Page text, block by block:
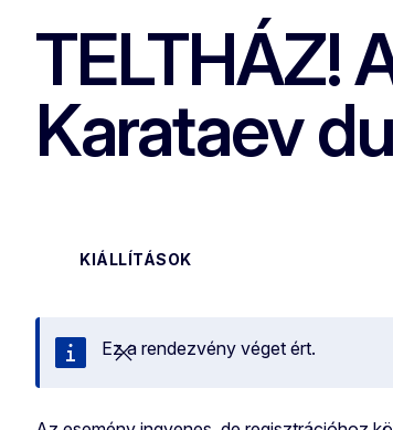
TELTHÁZ!
Karataev
KIÁLLÍTÁSOK
Bezárás
Ez a rendezvény véget ért.